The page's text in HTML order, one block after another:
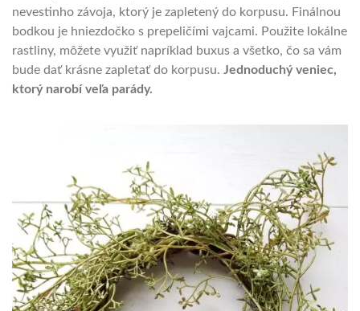
nevestinho závoja, ktorý je zapletený do korpusu. Finálnou
bodkou je hniezdočko s prepeličími vajcami. Použite lokálne
rastliny, môžete využiť napríklad buxus a všetko, čo sa vám
bude dať krásne zapletať do korpusu. Jednoduchý veniec,
ktorý narobí veľa parády.